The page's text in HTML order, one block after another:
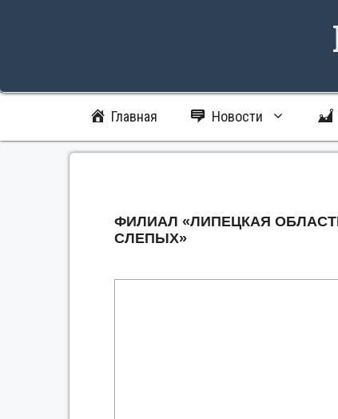
Главная Новости
ФИЛИАЛ «ЛИПЕЦКАЯ
СЛЕПЫХ»